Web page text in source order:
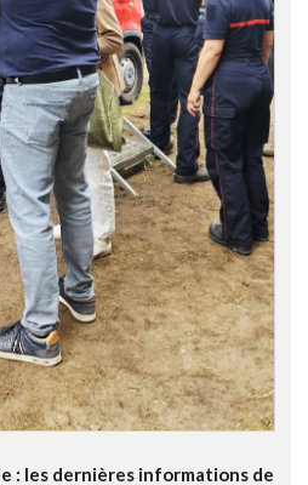
: les dernières informations de